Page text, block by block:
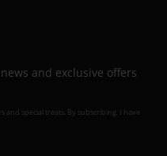
and exclusive offers
and special treats. By subscribing, I have